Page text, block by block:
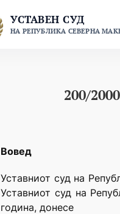
УСТАВЕН СУД
НА РЕПУБЛИКА СЕВЕРНА
200/
Вовед
Уставниот суд на
Уставниот суд на
година, донесе